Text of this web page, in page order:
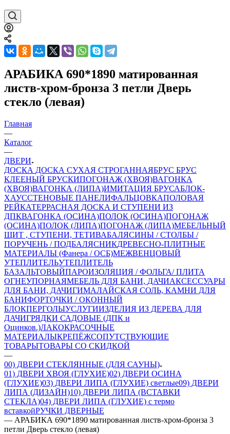
АРАБИКА 690*1890 матированная
листв-хром-бронза 3 петли Дверь
стекло (левая)
Главная
—
Каталог
—
ДВЕРИ
ДОСКА ДОСКА СУХАЯ СТРОГАННАЯБРУС БРУС
КЛЕЕНЫЙ БРУСКИПОГОНАЖ (ХВОЯ)ВАГОНКА
(ХВОЯ)ВАГОНКА (ЛИПА)ИМИТАЦИЯ БРУСАБЛОК-
ХАУССТЕНОВЫЕ ПАНЕЛИФАЛЬЦОВКАПОЛОВАЯ
РЕЙКАТЕРРАСНАЯ ДОСКА И СТУПЕНИ ИЗ
ДПКВАГОНКА (ОСИНА)ПОЛОК (ОСИНА)ПОГОНАЖ
(ОСИНА)ПОЛОК (ЛИПА)ПОГОНАЖ (ЛИПА)МЕБЕЛЬНЫЙ
ЩИТ , СТУПЕНИ, ТЕТИВАБАЛЯСИНЫ / СТОЛБЫ /
ПОРУЧЕНЬ / ПОДБАЛЯСНИКДРЕВЕСНО-ПЛИТНЫЕ
МАТЕРИАЛЫ (Фанера / ОСБ)МЕЖВЕНЦОВЫЙ
УТЕПЛИТЕЛЬУТЕПЛИТЕЛЬ
БАЗАЛЬТОВЫЙПАРОИЗОЛЯЦИЯ / ФОЛЬГА/ ПЛИТА
ОГНЕУПОРНАЯМЕБЕЛЬ ДЛЯ БАНИ, ДАЧИАКСЕССУАРЫ
ДЛЯ БАНИ, ДАЧИГИМАЛАЙСКАЯ СОЛЬ, КАМНИ ДЛЯ
БАНИФОРТОЧКИ / ОКОННЫЙ
БЛОКПЕРГОЛЫУСЛУГИИЗДЕЛИЯ ИЗ ДЕРЕВА ДЛЯ
ДАЧИГРЯДКИ САДОВЫЕ (ДПК и
Оцинков.)ЛАКОКРАСОЧНЫЕ
МАТЕРИАЛЫКРЕПЁЖСОПУТСТВУЮЩИЕ
ТОВАРЫТОВАРЫ СО СКИДКОЙ
—
00) ДВЕРИ СТЕКЛЯННЫЕ (ДЛЯ САУНЫ)
01) ДВЕРИ ХВОЯ (ГЛУХИЕ)02) ДВЕРИ ОСИНА
(ГЛУХИЕ)03) ДВЕРИ ЛИПА (ГЛУХИЕ) светлые09) ДВЕРИ
ЛИПА (ДИЗАЙН)10) ДВЕРИ ЛИПА (ВСТАВКИ
СТЕКЛА)04) ДВЕРИ ЛИПА (ГЛУХИЕ) с термо
вставкойРУЧКИ ДВЕРНЫЕ
— АРАБИКА 690*1890 матированная листв-хром-бронза 3
петли Дверь стекло (левая)